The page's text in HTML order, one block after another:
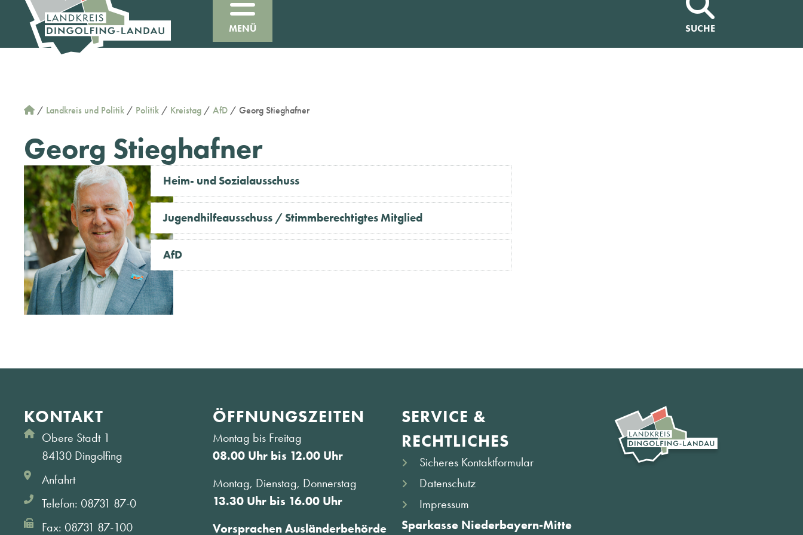
MENÜ SUCHE
/ Landkreis und Politik / Politik / Kreistag / AfD / Georg Stieghafner
Georg Stieghafner
Heim- und Sozialausschuss
Jugendhilfeausschuss / Stimmberechtigtes Mitglied
AfD
KONTAKT
Obere Stadt 1
84130 Dingolfing
Anfahrt
Telefon: 08731 87-0
Fax: 08731 87-100
ÖFFNUNGS­ZEITEN
Montag bis Freitag
08.00 Uhr bis 12.00 Uhr
Montag, Dienstag, Donnerstag
13.30 Uhr bis 16.00 Uhr
Vorsprachen Ausländerbehörde
SERVICE &
RECHTLICHES
Sicheres Kontaktformular
Datenschutz
Impressum
Sparkasse Niederbayern-Mitte